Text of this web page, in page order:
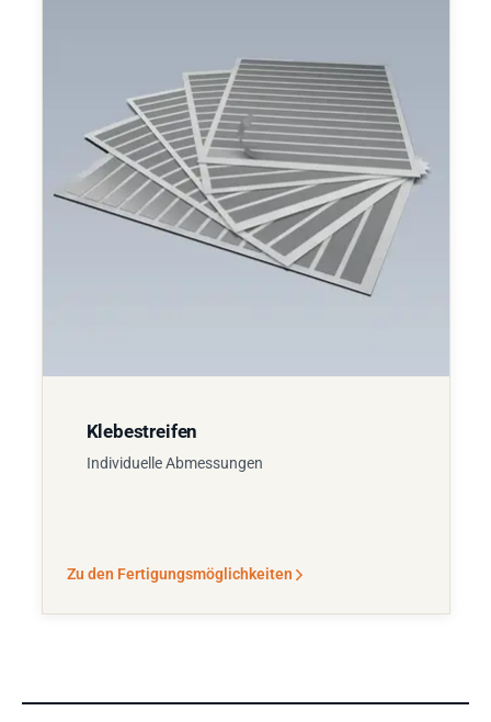
Klebestreifen
Individuelle Abmessungen
Zu den Fertigungsmöglichkeiten